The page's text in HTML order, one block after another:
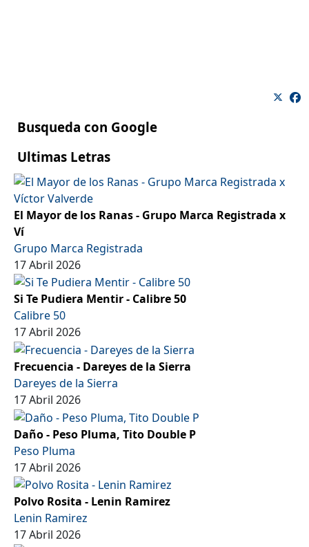
Busqueda con Google
Ultimas Letras
El Mayor de los Ranas - Grupo Marca Registrada x
Ví
Grupo Marca Registrada
17 Abril 2026
Si Te Pudiera Mentir - Calibre 50
Calibre 50
17 Abril 2026
Frecuencia - Dareyes de la Sierra
Dareyes de la Sierra
17 Abril 2026
Daño - Peso Pluma, Tito Double P
Peso Pluma
17 Abril 2026
Polvo Rosita - Lenin Ramirez
Lenin Ramirez
17 Abril 2026